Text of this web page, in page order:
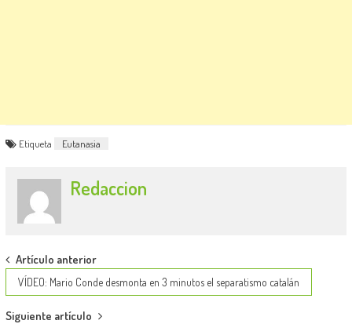
Etiqueta Eutanasia
Redaccion
Post
navigation
Artículo anterior
VÍDEO: Mario Conde desmonta en 3 minutos el separatismo catalán
Siguiente artículo